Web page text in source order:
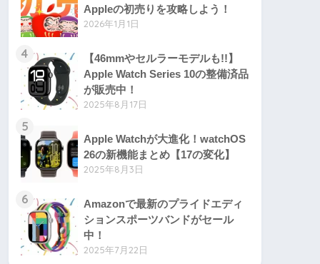
Appleの初売りを攻略しよう！
2026年1月1日
4
【46mmやセルラーモデルも!!】
Apple Watch Series 10の整備済品
が販売中！
2025年8月17日
5
Apple Watchが大進化！watchOS
26の新機能まとめ【17の変化】
2025年8月3日
6
Amazonで最新のプライドエディ
ションスポーツバンドがセール
中！
2025年7月22日